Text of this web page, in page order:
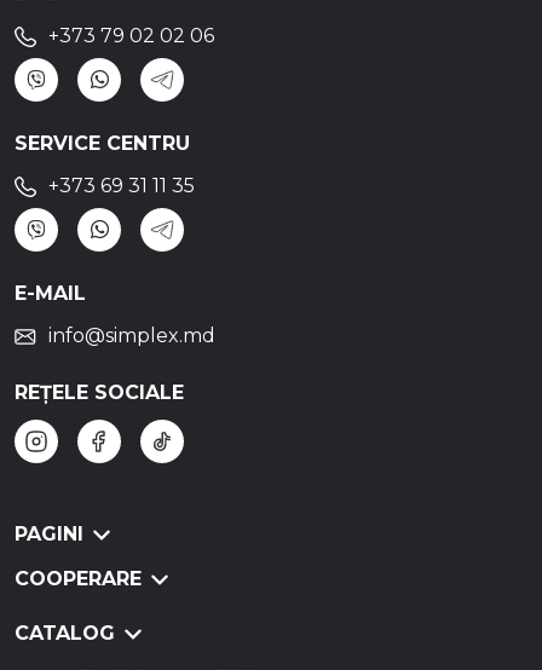
+373 79 02 02 06
SERVICE CENTRU
+373 69 31 11 35
E-MAIL
info@simplex.md
REȚELE SOCIALE
PAGINI
COOPERARE
CATALOG